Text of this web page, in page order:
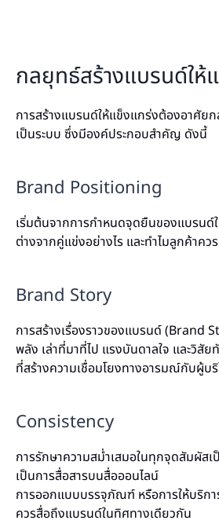
กลยุทธ์สร้างแบรนด์ให้
การสร้างแบรนด์ให้แข็งแกร่งต้องอาศัย
เป็นระบบ ซึ่งมีองค์ประกอบสำคัญ ดังนี้
Brand Positioning
เริ่มต้นจากการกำหนดจุดยืนของแบรน
ต่างจากคู่แข่งอย่างไร และทำไมลูกค้าค
Brand Story
การสร้างเรื่องราวของแบรนด์ (Brand
พลัง เล่าที่มาที่ไป แรงบันดาลใจ และวิสั
ที่สร้างความเชื่อมโยงทางอารมณ์กับผู้บ
Consistency
การรักษาความสม่ำเสมอในทุกจุดสัมผัส
เป็นการสื่อสารบนสื่อออนไลน์
การออกแบบบรรจุภัณฑ์ หรือการให้บริก
ควรสื่อถึงแบรนด์ในทิศทางเดียวกัน